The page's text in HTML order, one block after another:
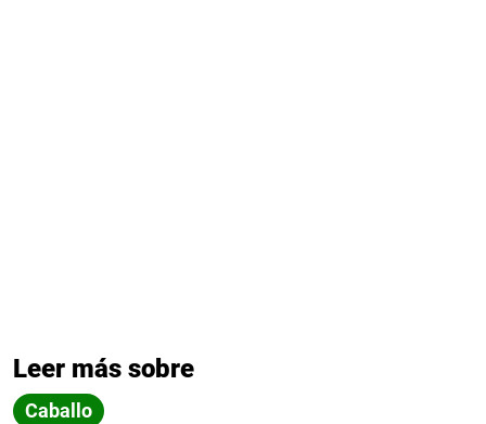
Leer más sobre
Caballo